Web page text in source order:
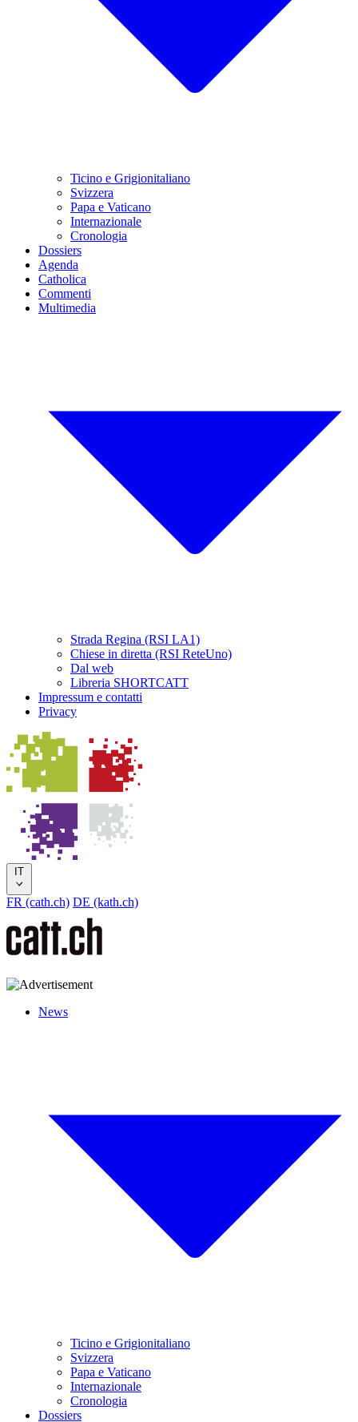
Ticino e Grigionitaliano
Svizzera
Papa e Vaticano
Internazionale
Cronologia
Dossiers
Agenda
Catholica
Commenti
Multimedia
Strada Regina (RSI LA1)
Chiese in diretta (RSI ReteUno)
Dal web
Libreria SHORTCATT
Impressum e contatti
Privacy
IT
FR (cath.ch) DE (kath.ch)
News
Ticino e Grigionitaliano
Svizzera
Papa e Vaticano
Internazionale
Cronologia
Dossiers